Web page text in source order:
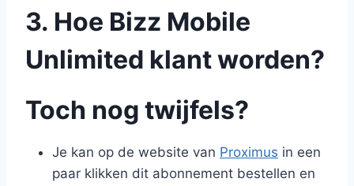
3. Hoe Bizz Mobile
Unlimited klant worden?
Toch nog twijfels?
Je kan op de website van Proximus in een
paar klikken dit abonnement bestellen en